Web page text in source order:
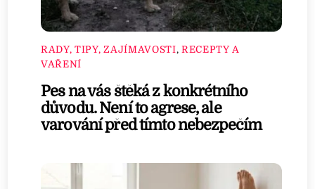
RADY, TIPY, ZAJÍMAVOSTI, RECEPTY A
VAŘENÍ
Pes na vás štěká z konkrétního
důvodu. Není to agrese, ale
varování před tímto nebezpečím